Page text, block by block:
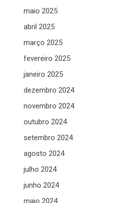
maio 2025
abril 2025
março 2025
fevereiro 2025
janeiro 2025
dezembro 2024
novembro 2024
outubro 2024
setembro 2024
agosto 2024
julho 2024
junho 2024
maio 2024